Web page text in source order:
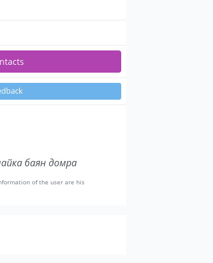
баян домра
of the user are his